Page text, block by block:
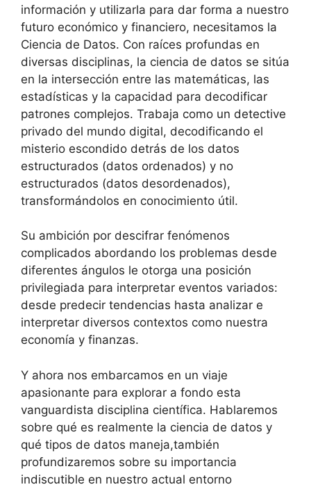
información y utilizarla para dar forma a nuestro
futuro económico y financiero, necesitamos la
Ciencia de Datos. Con raíces profundas en
diversas disciplinas, la ciencia de datos se sitúa
en la intersección entre las matemáticas, las
estadísticas y la capacidad para decodificar
patrones complejos. Trabaja como un detective
privado del mundo digital, decodificando el
misterio escondido detrás de los datos
estructurados (datos ordenados) y no
estructurados (datos desordenados),
transformándolos en conocimiento útil.
Su ambición por descifrar fenómenos
complicados abordando los problemas desde
diferentes ángulos le otorga una posición
privilegiada para interpretar eventos variados:
desde predecir tendencias hasta analizar e
interpretar diversos contextos como nuestra
economía y finanzas.
Y ahora nos embarcamos en un viaje
apasionante para explorar a fondo esta
vanguardista disciplina científica. Hablaremos
sobre qué es realmente la ciencia de datos y
qué tipos de datos maneja,también
profundizaremos sobre su importancia
indiscutible en nuestro actual entorno